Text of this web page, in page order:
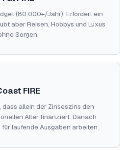
(80.000+/Jahr). Erfordert ein
aber Reisen, Hobbys und Luxus
Sorgen.
FIRE
dass allein der Zinseszins den
Alter finanziert. Danach
laufende Ausgaben arbeiten.